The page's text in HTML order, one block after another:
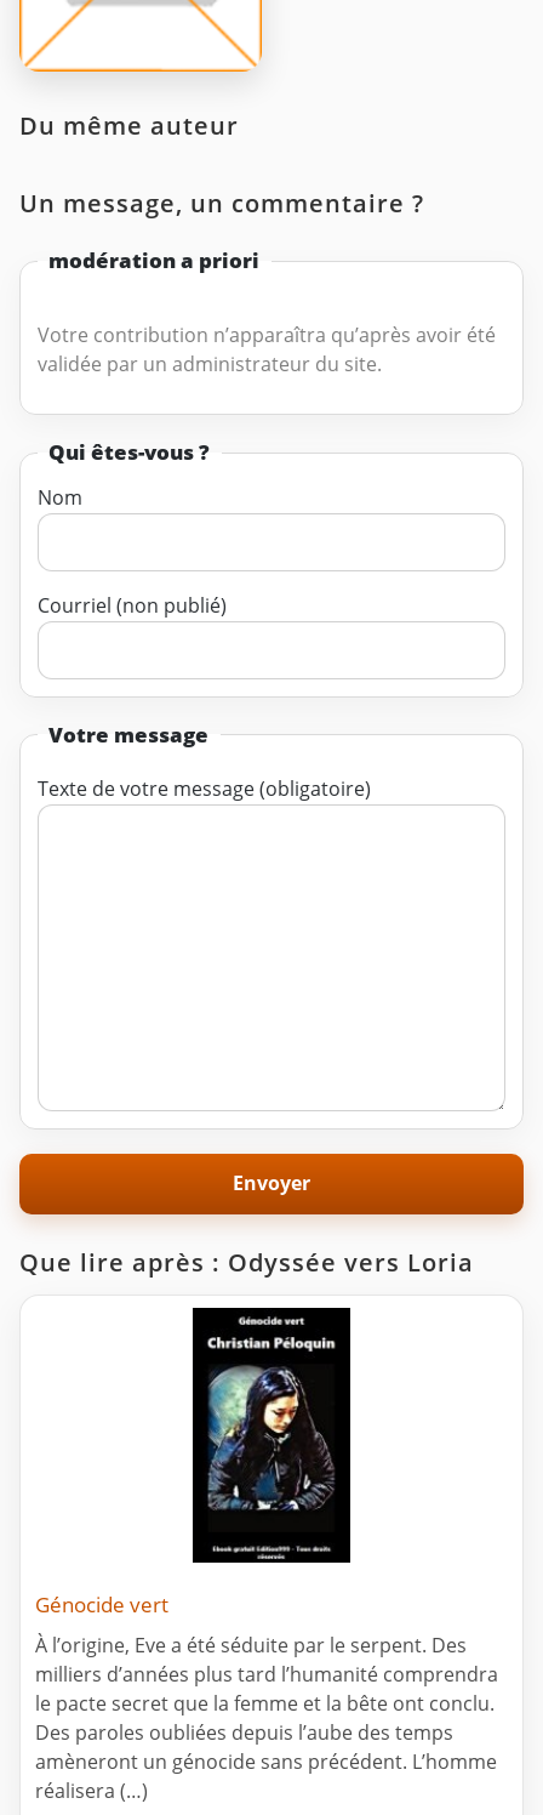
Du même auteur
Un message, un commentaire ?
modération a priori
Votre contribution n’apparaîtra qu’après avoir été
validée par un administrateur du site.
Qui êtes-vous ?
Nom
Courriel (non publié)
Votre message
Texte de votre message (obligatoire)
Que lire après : Odyssée vers Loria
Génocide vert
À l’origine, Eve a été séduite par le serpent. Des
milliers d’années plus tard l’humanité comprendra
le pacte secret que la femme et la bête ont conclu.
Des paroles oubliées depuis l’aube des temps
amèneront un génocide sans précédent. L’homme
réalisera (…)